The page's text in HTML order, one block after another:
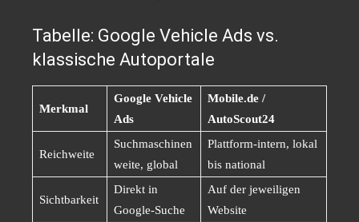
Tabelle: Google Vehicle Ads vs.
klassische Autoportale
Merkmal
Google Vehicle
Ads
Mobile.de /
AutoScout24
Reichweite
Suchmaschinen
weite, global
Plattform-intern, lokal
bis national
Sichtbarkeit
Direkt in
Google-Suche
Auf der jeweiligen
Website